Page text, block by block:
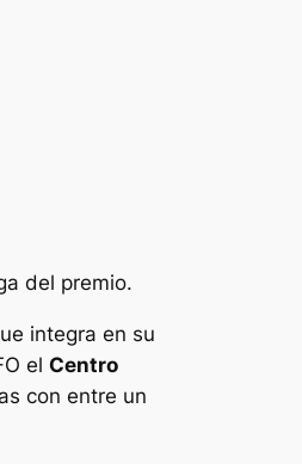
del premio.
integra en su
el Centro
con entre un